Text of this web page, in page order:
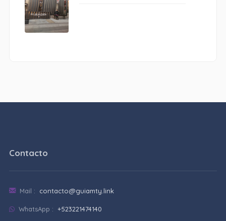
Contacto
Mail : contacto@guiamty.link
WhatsApp : +523221474140